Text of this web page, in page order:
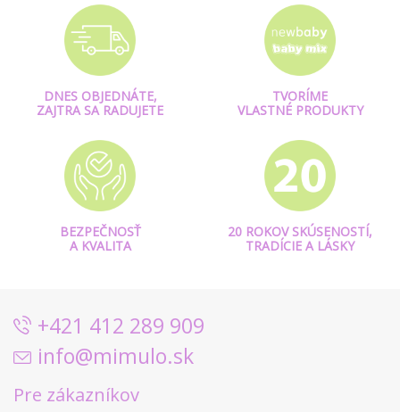
DNES OBJEDNÁTE,
ZAJTRA SA RADUJETE
TVORÍME
VLASTNÉ PRODUKTY
BEZPEČNOSŤ
A KVALITA
20 ROKOV SKÚSENOSTÍ,
TRADÍCIE A LÁSKY
+421 412 289 909
info@mimulo.sk
Pre zákazníkov